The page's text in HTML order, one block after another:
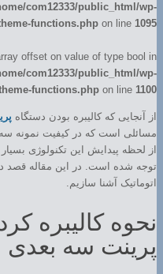
com12333/public_html/wp-
functions.php on line 1095
offset on value of type bool in
com12333/public_html/wp-
functions.php on line 1100
از آنجایی که کالیبره بودن دستگاه
مسائلی است که در کیفیت نمونه
از لحظه پیدایش این تکنولوژی
توجه شده است. در این مقاله قصد
اتوماتیک آشنا سازیم.
نحوه کالیبره
پرینت سه بعدی